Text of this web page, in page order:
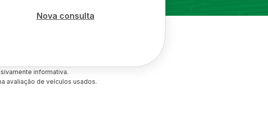
Nova consulta
informativa.
avaliação de veículos usados.